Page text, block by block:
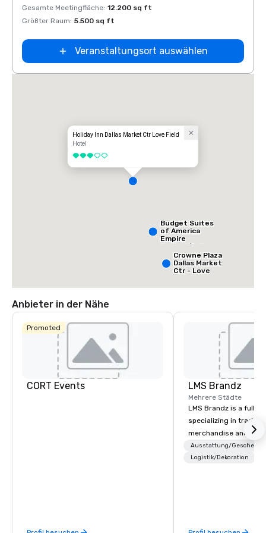
Gesamte Meetingfläche: 12.200 sq ft
Größter Raum: 5.500 sq ft
Veranstaltungsort auswählen
Holiday Inn Dallas Market Ctr Love Field
Hotel
3 von 5
Crowne Plaza
Dallas Market
Ctr - Love
Budget Suites
of America
Empire
Central/Dallas
Anbieter in der Nähe
Promoted
CORT Events LMS Brandz
Mehrere Städte
LMS Brandz is a full-
specializing in trade
merchandise and
booth giveaways and
to executive gifting,
Ausstattung/Geschenke
Logistik/Dekoration